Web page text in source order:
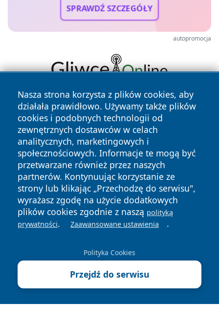
SPRAWDŹ SZCZEGÓŁY
autopromocja
Nasza strona korzysta z plików cookies, aby
działała prawidłowo. Używamy także plików
cookies i podobnych technologii od
zewnętrznych dostawców w celach
analitycznych, marketingowych i
społecznościowych. Informacje te mogą być
przetwarzane również przez naszych
partnerów. Kontynuując korzystanie ze
strony lub klikając „Przechodzę do serwisu",
wyrażasz zgodę na użycie dodatkowych
plików cookies zgodnie z naszą polityką
prywatności. Zaawansowane ustawienia .
Polityka Cookies
Przejdź do serwisu
Copyright © 2026 ostrolecki24.pl Wszystkie prawa
zastrzeżone.
News Autorzy
Polityka
Prywatności
Polityka
Cookies